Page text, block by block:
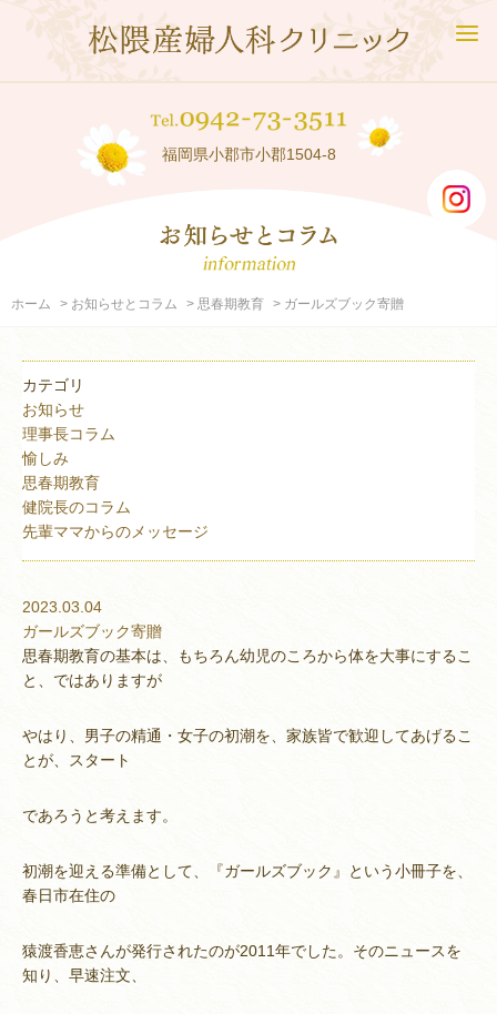
福岡県小郡市小郡1504-8
ホーム お知らせとコラム 思春期教育 ガールズブック寄贈
カテゴリ
お知らせ
理事長コラム
愉しみ
思春期教育
健院長のコラム
先輩ママからのメッセージ
2023.03.04
ガールズブック寄贈
思春期教育の基本は、もちろん幼児のころから体を大事にするこ
と、ではありますが
やはり、男子の精通・女子の初潮を、家族皆で歓迎してあげるこ
とが、スタート
であろうと考えます。
初潮を迎える準備として、『ガールズブック』という小冊子を、
春日市在住の
猿渡香恵さんが発行されたのが2011年でした。そのニュースを
知り、早速注文、